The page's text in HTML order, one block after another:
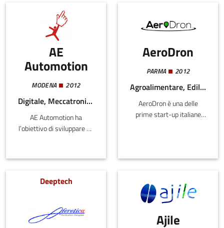
AE
Automotion
MODENA 2012
Digitale, Meccatronica e Materiali
AE Automotion ha
l’obiettivo di sviluppare un
di automazione
software consentirà da un
notevolmente i costi e
tempi di progettazione, di
AeroDron
PARMA 2012
Agroalimentare, Edilizia e Costruzioni, Meccatronica e Materiali
AeroDron è una delle
prime start-up italiane
Pilotaggio Remoto
AeroDron ricerca e
sviluppa soluzioni
applicative in ambito
civile, finalizzare a
Deeptech
Ajile